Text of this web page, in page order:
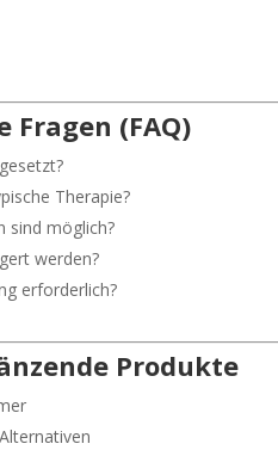
Fragen (FAQ)
Therapie?
sind möglich?
werden?
erforderlich?
Produkte